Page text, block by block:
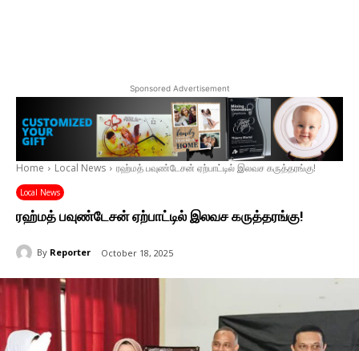
Sponsored Advertisement
Home Local News ரஹ்மத் பவுண்டேசன் ஏற்பாட்டில் இலவச கருத்தரங்கு!
Local News
ரஹ்மத் பவுண்டேசன் ஏற்பாட்டில் இலவச கருத்தரங்கு!
By Reporter October 18, 2025